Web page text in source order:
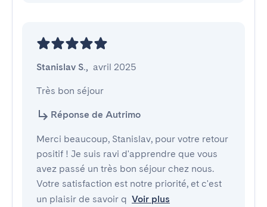
Stanislav S., avril 2025
Très bon séjour
Réponse de Autrimo
Merci beaucoup, Stanislav, pour votre retour
positif ! Je suis ravi d'apprendre que vous
avez passé un très bon séjour chez nous.
Votre satisfaction est notre priorité, et c'est
un plaisir de savoir q Voir plus